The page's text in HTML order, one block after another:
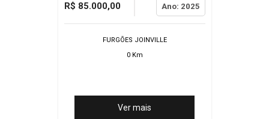
R$ 85.000,00 Ano: 2025
FURGÕES JOINVILLE
0 Km
Ver mais